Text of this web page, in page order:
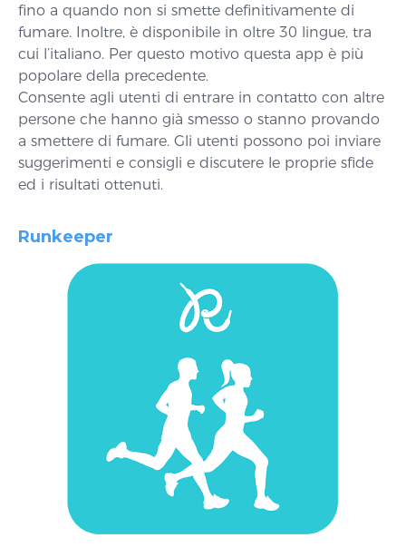
fino a quando non si smette definitivamente di
fumare. Inoltre, è disponibile in oltre 30 lingue, tra
cui l’italiano. Per questo motivo questa app è più
popolare della precedente.
Consente agli utenti di entrare in contatto con altre
persone che hanno già smesso o stanno provando
a smettere di fumare. Gli utenti possono poi inviare
suggerimenti e consigli e discutere le proprie sfide
ed i risultati ottenuti.
Runkeeper